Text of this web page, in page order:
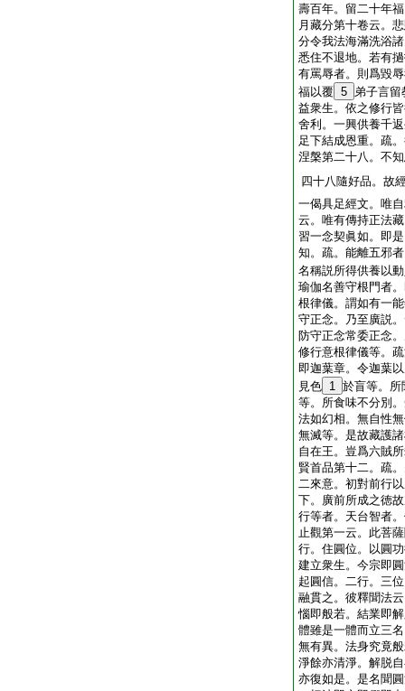
壽百年。留二十年
月藏分第十卷云。
分令我法海滿洗浴
悉住不退地。若有
有罵辱者。則爲毀
福以覆 5 弟子言留
益衆生。依之修行
舍利。一興供養千
足下結成恩重。疏
涅槃第二十八。不
四十八隨好品。故
一偈具足經文。唯
云。唯有傳持正法
習一念契眞如。即
知。疏。能離五邪
名稱説所得供養以
瑜伽名善守根門者
根律儀。謂如有一
守正念。乃至廣説
防守正念常委正念
修行意根律儀等。
即迦葉章。令迦葉
見色 1 於盲等。所
等。所食味不分別
法如幻相。無自性
無滅等。是故藏護
自在王。豈爲六賊
賢首品第十二。疏
二來意。初對前行
下。廣前所成之徳
行等者。天台智者
止觀第一云。此菩
行。住圓位。以圓
建立衆生。今宗即
起圓信。二行。三
融貫之。彼釋聞法
惱即般若。結業即
體雖是一體而立三
無有異。法身究竟
淨餘亦清淨。解脱
亦復如是。是名聞